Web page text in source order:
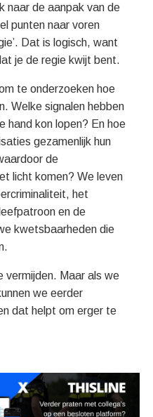
naar de aanpak van de
punten naar voren
Dat is logisch, want
je de regie kwijt bent.
te onderzoeken hoe
Welke signalen hebben
hand kon lopen? En hoe
gezamenlijk hun
de
licht komen? We leven
het
en de
kwetsbaarheden die
vermijden. Maar als we
we eerder
dat helpt om erger te